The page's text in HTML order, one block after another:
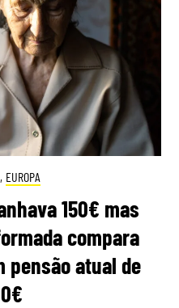
, EUROPA
150€ mas
compara
pensão atual de